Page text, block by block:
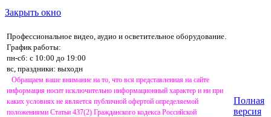
Закрыть окно
Профессиональное видео, аудио и осветительное оборудование.
График работы:
пн-сб: с 10:00 до 19:00
вс, праздники: выходн
Обращаем ваше внимание на то, что вся представленная на сайте
информация носит исключительно информационный характер и ни при
каких условиях не является публичной офертой определяемой
положениями Статьи 437(2) Гражданского кодекса Российской
Полная
версия